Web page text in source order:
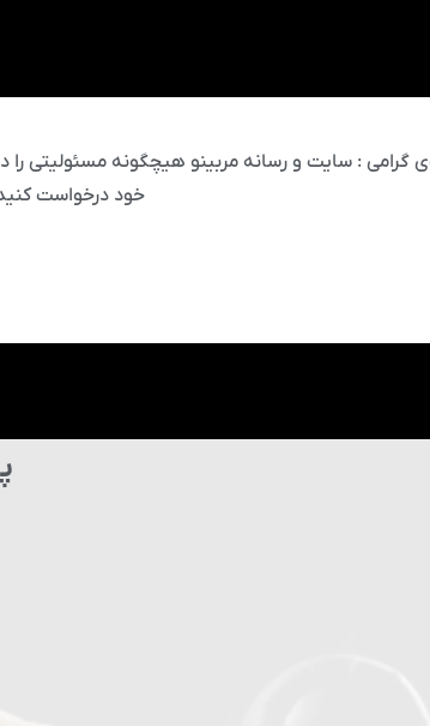
گرامی : سایت و رسانه مربینو هیچگونه مسئولیتی را
خود درخواست